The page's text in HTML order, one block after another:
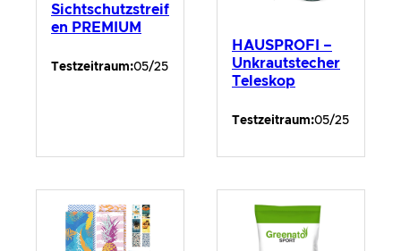
Sichtschutzstreif
en PREMIUM
Testzeitraum:05/25
HAUSPROFI –
Unkrautstecher
Teleskop
Testzeitraum:05/25